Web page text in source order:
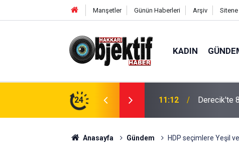
Manşetler Günün Haberleri Arşiv Sitene
KADIN
24
hava ambulansı devreye girdi 11:01 'Çerçeve
Anasayfa Gündem HDP seçimlere Yeşil